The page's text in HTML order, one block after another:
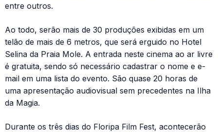
entre outros.
Ao todo, serão mais de 30 produções exibidas em um
telão de mais de 6 metros, que será erguido no Hotel
Selina da Praia Mole. A entrada neste cinema ao ar livre
é gratuita, sendo só necessário cadastrar o nome e e-
mail em uma lista do evento. São quase 20 horas de
uma apresentação audiovisual sem precedentes na Ilha
da Magia.
Durante os três dias do Floripa Film Fest, acontecerão